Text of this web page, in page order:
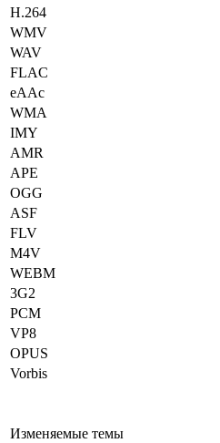
H.264
WMV
WAV
FLAC
eAAc
WMA
IMY
AMR
APE
OGG
ASF
FLV
M4V
WEBM
3G2
PCM
VP8
OPUS
Vorbis
Изменяемые темы